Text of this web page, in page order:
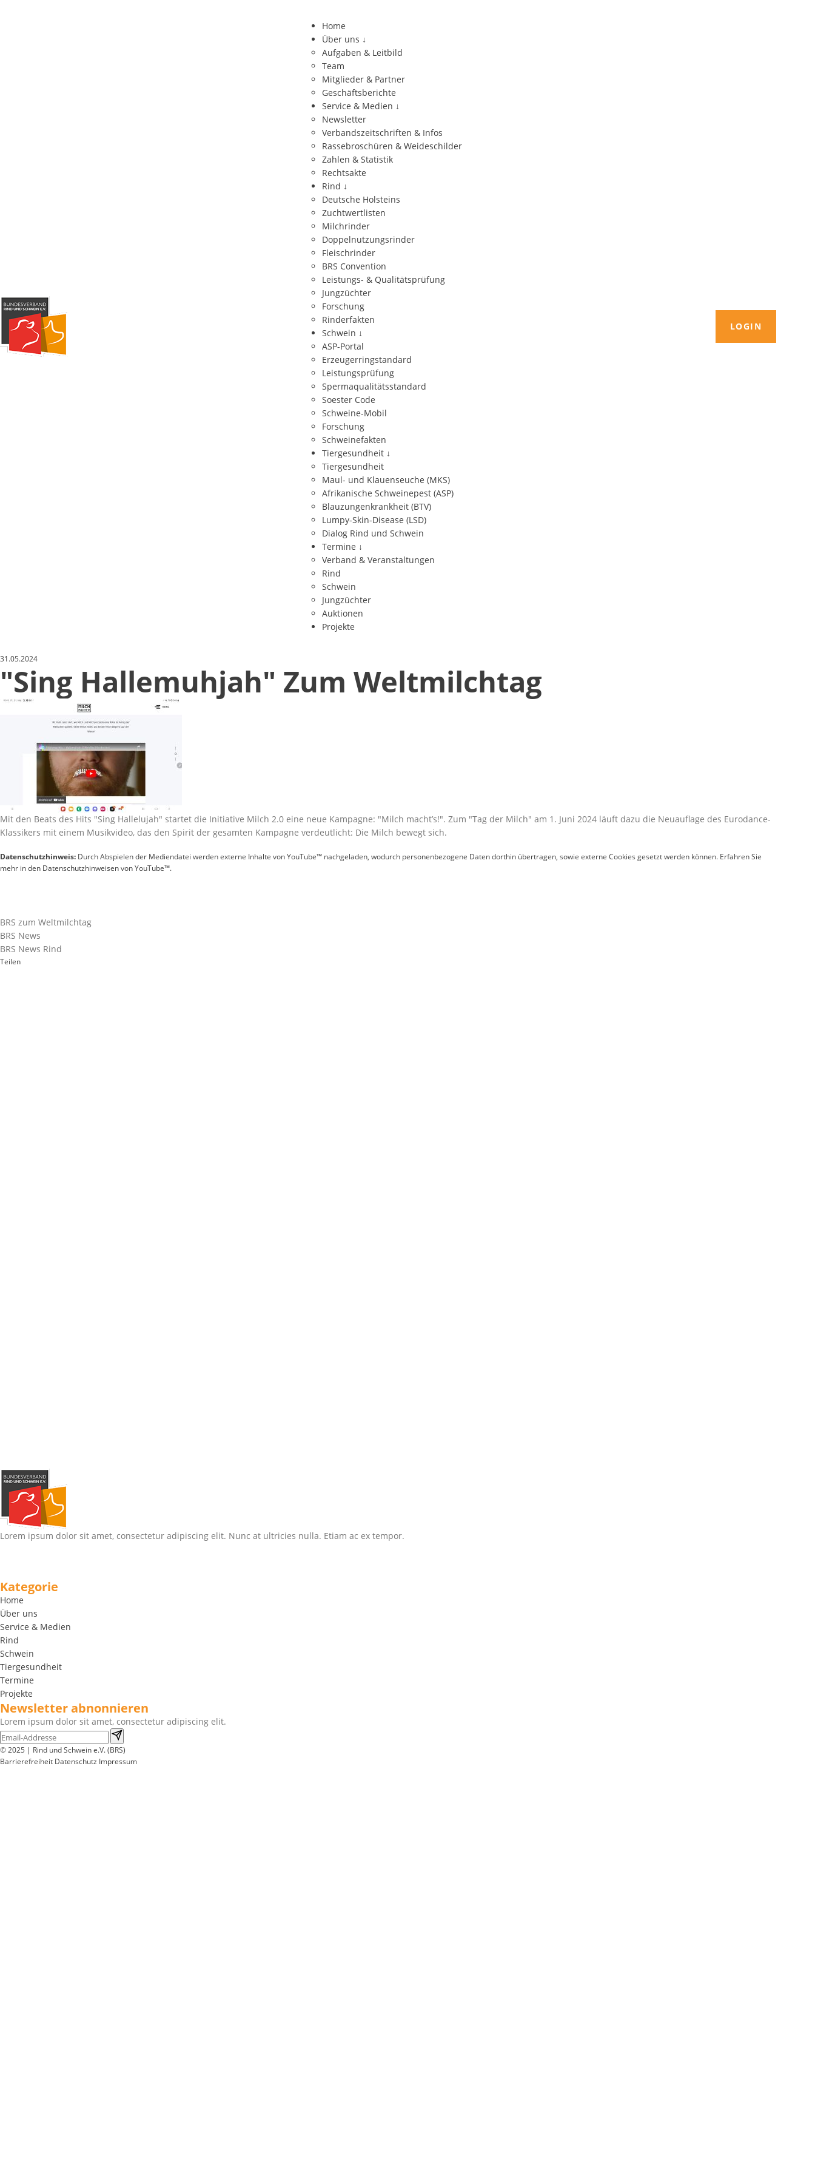
Home
Über uns ↓
Aufgaben & Leitbild
Team
Mitglieder & Partner
Geschäftsberichte
Service & Medien ↓
Newsletter
Verbandszeitschriften & Infos
Rassebroschüren & Weideschilder
Zahlen & Statistik
Rechtsakte
Rind ↓
Deutsche Holsteins
Zuchtwertlisten
Milchrinder
Doppelnutzungsrinder
Fleischrinder
BRS Convention
Leistungs- & Qualitätsprüfung
Jungzüchter
Forschung
Rinderfakten
Schwein ↓
ASP-Portal
Erzeugerringstandard
Leistungsprüfung
Spermaqualitätsstandard
Soester Code
Schweine-Mobil
Forschung
Schweinefakten
Tiergesundheit ↓
Tiergesundheit
Maul- und Klauenseuche (MKS)
Afrikanische Schweinepest (ASP)
Blauzungenkrankheit (BTV)
Lumpy-Skin-Disease (LSD)
Dialog Rind und Schwein
Termine ↓
Verband & Veranstaltungen
Rind
Schwein
Jungzüchter
Auktionen
Projekte
LOGIN
31.05.2024
Sing Hallemuhjah Zum Weltmilchtag
Mit den Beats des Hits Sing Hallelujah startet die Initiative Milch 2.0 eine neue Kampagne: Milch macht’s! . Zum Tag der Milch am 1. Juni 2024 läuft dazu die Neuauflage des Eurodance-
Klassikers mit einem Musikvideo, das den Spirit der gesamten Kampagne verdeutlicht: Die Milch bewegt sich.
Datenschutzhinweis: Durch Abspielen der Mediendatei werden externe Inhalte von YouTube™ nachgeladen, wodurch personenbezogene Daten dorthin übertragen, sowie externe Cookies gesetzt werden können. Erfahren Sie
mehr in den Datenschutzhinweisen von YouTube™.
BRS zum Weltmilchtag
BRS News
BRS News Rind
Teilen
Lorem ipsum dolor sit amet, consectetur adipiscing elit. Nunc at ultricies nulla. Etiam ac ex tempor.
Kategorie
Home
Über uns
Service & Medien
Rind
Schwein
Tiergesundheit
Termine
Projekte
Newsletter abnonnieren
Lorem ipsum dolor sit amet, consectetur adipiscing elit.
© 2025 | Rind und Schwein e.V. (BRS)
Barrierefreiheit Datenschutz Impressum